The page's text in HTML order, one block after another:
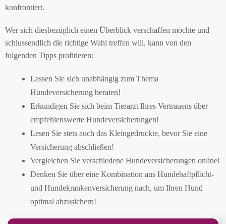
konfrontiert.
Wer sich diesbezüglich einen Überblick verschaffen möchte und
schlussendlich die richtige Wahl treffen will, kann von den
folgenden Tipps profitieren:
Lassen Sie sich unabhängig zum Thema
Hundeversicherung beraten!
Erkundigen Sie sich beim Tierarzt Ihres Vertrauens über
empfehlenswerte Hundeversicherungen!
Lesen Sie stets auch das Kleingedruckte, bevor Sie eine
Versicherung abschließen!
Vergleichen Sie verschiedene Hundeversicherungen online!
Denken Sie über eine Kombination aus Hundehaftpflicht-
und Hundekrankenversicherung nach, um Ihren Hund
optimal abzusichern!